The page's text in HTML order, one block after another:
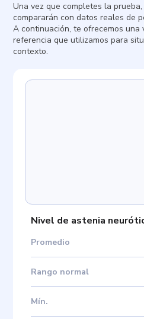
Una vez que completes la
compararán con datos reales de
A continuación, te ofrecemos
referencia que utilizamos para
contexto.
Nivel de astenia
Promedio
Rango normal
Mín.